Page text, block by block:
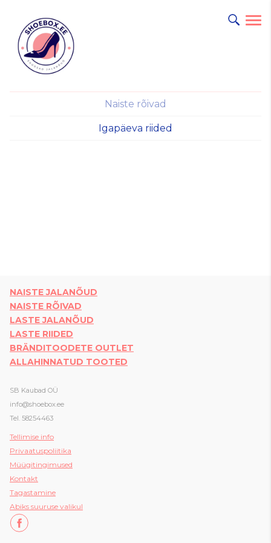
Naiste rõivad
Igapäeva riided
NAISTE JALANÕUD
NAISTE RÕIVAD
LASTE JALANÕUD
LASTE RIIDED
BRÄNDITOODETE OUTLET
ALLAHINNATUD TOOTED
SB Kaubad OÜ
info@shoebox.ee
Tel. 58254463
Tellimise info
Privaatuspoliitika
Müügitingimused
Kontakt
Tagastamine
Abiks suuruse valikul